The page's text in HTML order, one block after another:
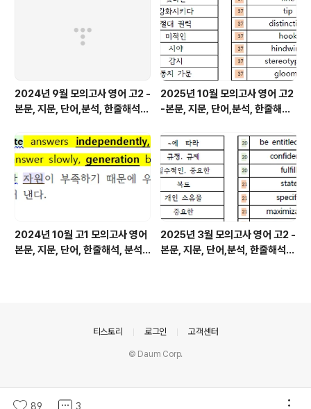
2024년 9월 모의고사 영어 고2 -
본문, 지문, 단어,분석, 한줄해석,
2025년 10월 모의고사 영어 고2
-본문, 지문, 단어,분석, 한줄해석,
2024년 10월 고1 모의고사 영어
본문, 지문, 단어, 한줄해석, 분석
2025년 3월 모의고사 영어 고2 -
본문, 지문, 단어,분석, 한줄해석,
89 3
티스토리 로그인 고객센터
© Daum Corp.